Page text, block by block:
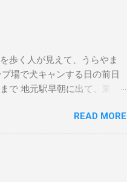
15歳（人間で言うと83歳）
ります。麻酔をかけたら最
せってた時、滅多にやらな
くらいの元気はありました。
年 10月 10日 私が山に登
。そこの動物病院で、「イヌ
た。 すぐに提案された２つ
。もう一つの方に予約を取り
歩く人が見えて、うらやま
場で犬キャンする日の前日
で 地元駅早朝に出て、東京
電車とはずいぶん違います。
、おはよー、とか挨拶してお
ります。 なんか、どこかの
で降りると、ちょうどしら
READ MORE